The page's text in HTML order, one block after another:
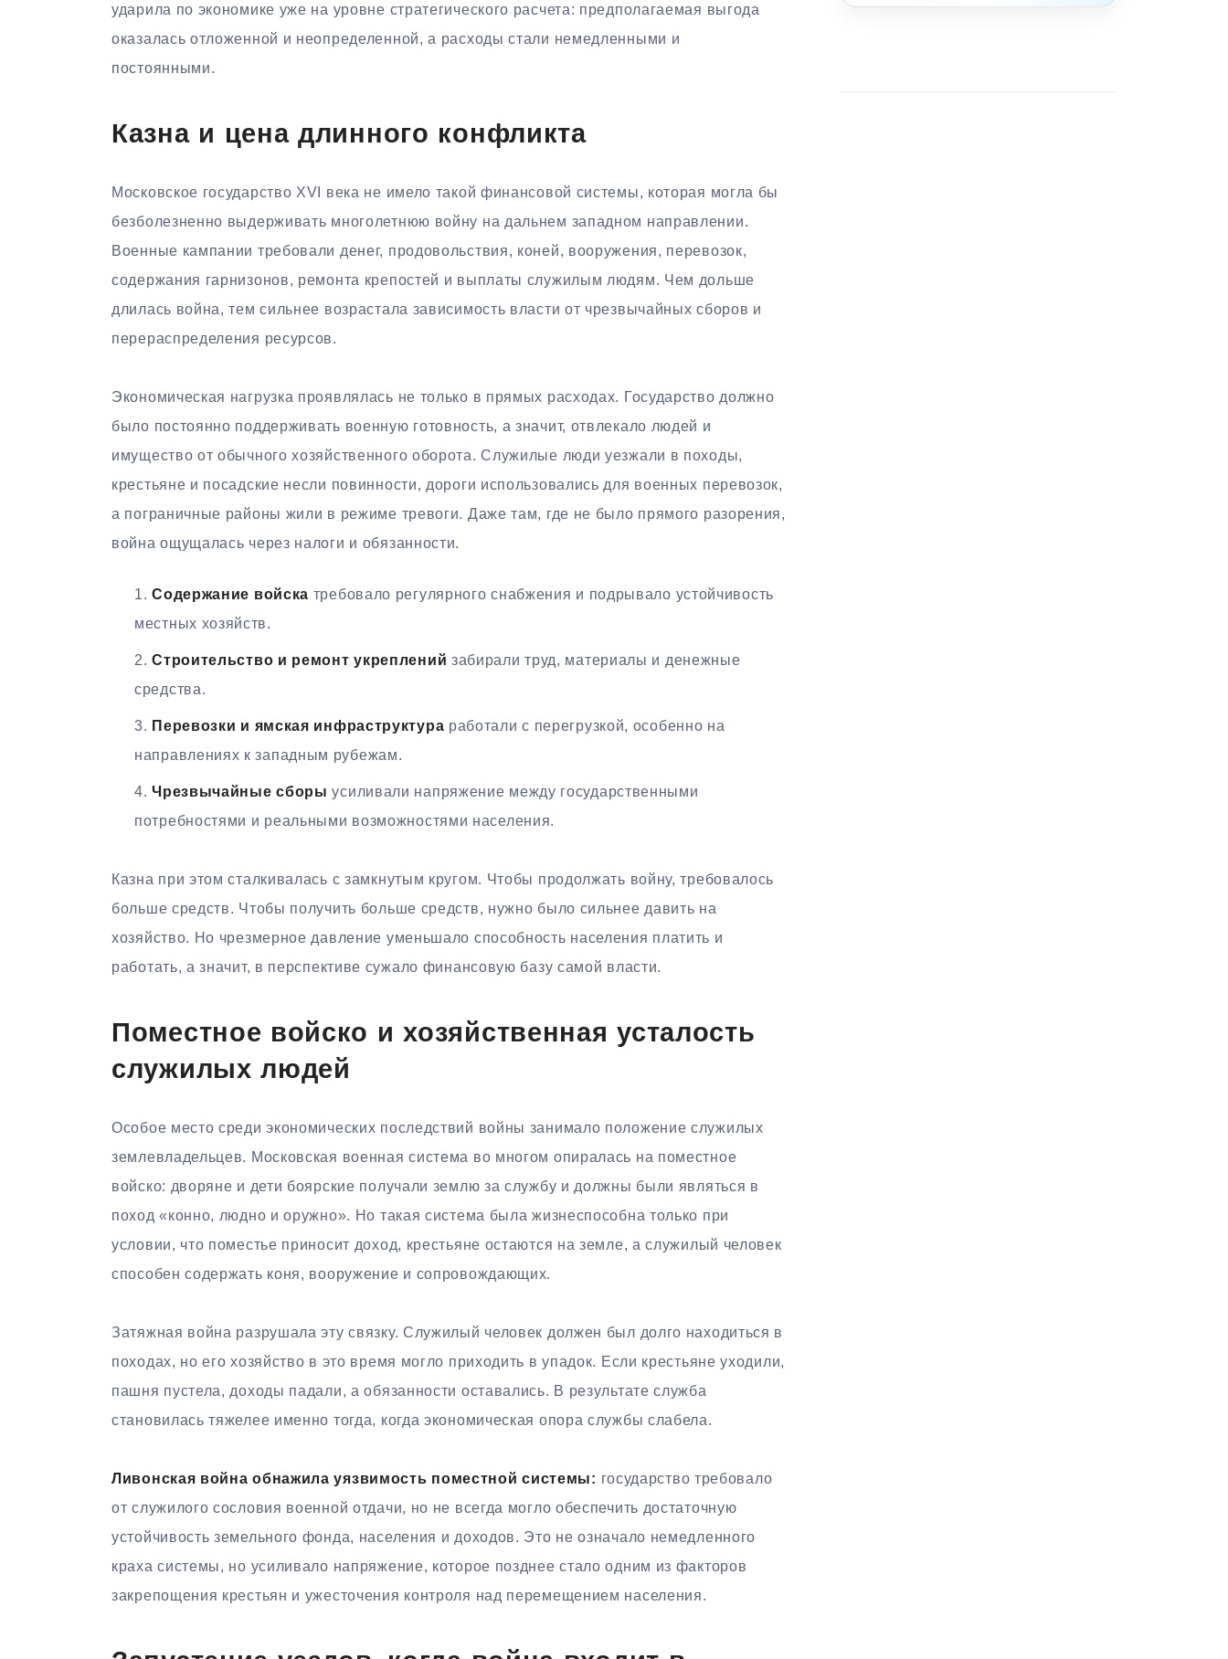
ударила по экономике уже на уровне стратегического расчета: предполагаемая выгода
оказалась отложенной и неопределенной, а расходы стали немедленными и
постоянными.
Казна и цена длинного конфликта
Московское государство XVI века не имело такой финансовой системы, которая могла бы
безболезненно выдерживать многолетнюю войну на дальнем западном направлении.
Военные кампании требовали денег, продовольствия, коней, вооружения, перевозок,
содержания гарнизонов, ремонта крепостей и выплаты служилым людям. Чем дольше
длилась война, тем сильнее возрастала зависимость власти от чрезвычайных сборов и
перераспределения ресурсов.
Экономическая нагрузка проявлялась не только в прямых расходах. Государство должно
было постоянно поддерживать военную готовность, а значит, отвлекало людей и
имущество от обычного хозяйственного оборота. Служилые люди уезжали в походы,
крестьяне и посадские несли повинности, дороги использовались для военных перевозок,
а пограничные районы жили в режиме тревоги. Даже там, где не было прямого разорения,
война ощущалась через налоги и обязанности.
Содержание войска требовало регулярного снабжения и подрывало устойчивость
местных хозяйств.
Строительство и ремонт укреплений забирали труд, материалы и денежные
средства.
Перевозки и ямская инфраструктура работали с перегрузкой, особенно на
направлениях к западным рубежам.
Чрезвычайные сборы усиливали напряжение между государственными
потребностями и реальными возможностями населения.
Казна при этом сталкивалась с замкнутым кругом. Чтобы продолжать войну, требовалось
больше средств. Чтобы получить больше средств, нужно было сильнее давить на
хозяйство. Но чрезмерное давление уменьшало способность населения платить и
работать, а значит, в перспективе сужало финансовую базу самой власти.
Поместное войско и хозяйственная усталость
служилых людей
Особое место среди экономических последствий войны занимало положение служилых
землевладельцев. Московская военная система во многом опиралась на поместное
войско: дворяне и дети боярские получали землю за службу и должны были являться в
поход «конно, людно и оружно». Но такая система была жизнеспособна только при
условии, что поместье приносит доход, крестьяне остаются на земле, а служилый человек
способен содержать коня, вооружение и сопровождающих.
Затяжная война разрушала эту связку. Служилый человек должен был долго находиться в
походах, но его хозяйство в это время могло приходить в упадок. Если крестьяне уходили,
пашня пустела, доходы падали, а обязанности оставались. В результате служба
становилась тяжелее именно тогда, когда экономическая опора службы слабела.
Ливонская война обнажила уязвимость поместной системы: государство требовало
от служилого сословия военной отдачи, но не всегда могло обеспечить достаточную
устойчивость земельного фонда, населения и доходов. Это не означало немедленного
краха системы, но усиливало напряжение, которое позднее стало одним из факторов
закрепощения крестьян и ужесточения контроля над перемещением населения.